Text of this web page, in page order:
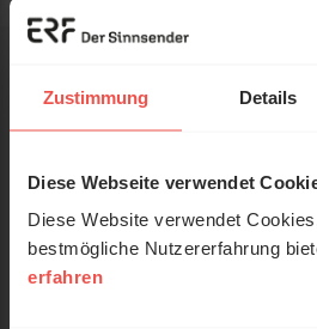
Zustimmung Details
Diese Webseite verwendet
Diese Website verwendet
bestmögliche Nutzererfahrung
erfahren